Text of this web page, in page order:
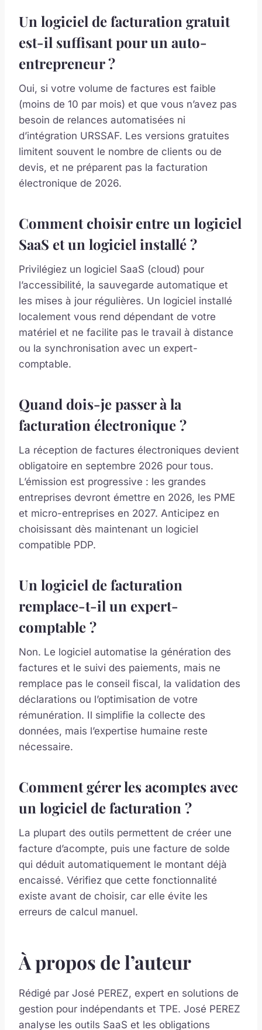
Un logiciel de facturation gratuit
est-il suffisant pour un auto-
entrepreneur ?
Oui, si votre volume de factures est faible
(moins de 10 par mois) et que vous n’avez pas
besoin de relances automatisées ni
d’intégration URSSAF. Les versions gratuites
limitent souvent le nombre de clients ou de
devis, et ne préparent pas la facturation
électronique de 2026.
Comment choisir entre un logiciel
SaaS et un logiciel installé ?
Privilégiez un logiciel SaaS (cloud) pour
l’accessibilité, la sauvegarde automatique et
les mises à jour régulières. Un logiciel installé
localement vous rend dépendant de votre
matériel et ne facilite pas le travail à distance
ou la synchronisation avec un expert-
comptable.
Quand dois-je passer à la
facturation électronique ?
La réception de factures électroniques devient
obligatoire en septembre 2026 pour tous.
L’émission est progressive : les grandes
entreprises devront émettre en 2026, les PME
et micro-entreprises en 2027. Anticipez en
choisissant dès maintenant un logiciel
compatible PDP.
Un logiciel de facturation
remplace-t-il un expert-
comptable ?
Non. Le logiciel automatise la génération des
factures et le suivi des paiements, mais ne
remplace pas le conseil fiscal, la validation des
déclarations ou l’optimisation de votre
rémunération. Il simplifie la collecte des
données, mais l’expertise humaine reste
nécessaire.
Comment gérer les acomptes avec
un logiciel de facturation ?
La plupart des outils permettent de créer une
facture d’acompte, puis une facture de solde
qui déduit automatiquement le montant déjà
encaissé. Vérifiez que cette fonctionnalité
existe avant de choisir, car elle évite les
erreurs de calcul manuel.
À propos de l’auteur
Rédigé par José PEREZ, expert en solutions de
gestion pour indépendants et TPE. José PEREZ
analyse les outils SaaS et les obligations